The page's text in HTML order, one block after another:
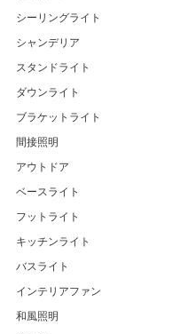
シーリングライト
シャンデリア
スタンドライト
ダウンライト
ブラケットライト
間接照明
アウトドア
ベースライト
フットライト
キッチンライト
バスライト
インテリアファン
和風照明